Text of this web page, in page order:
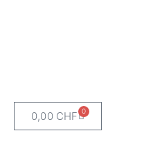
0,00 CHF 0